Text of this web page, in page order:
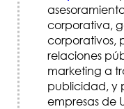
corporativa,
corporativos,
relaciones
marketing a
publicidad, y
empresas de